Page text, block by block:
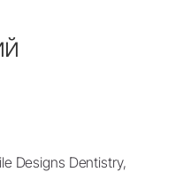
Designs Dentistry,